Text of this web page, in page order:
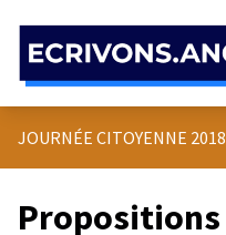
JOURNÉE CITOYENNE 2018
Propositions